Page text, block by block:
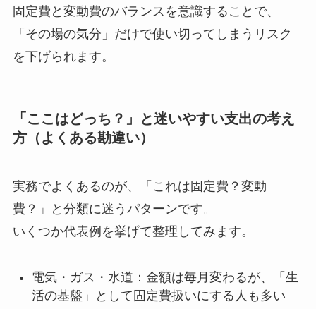
固定費と変動費のバランスを意識することで、
「その場の気分」だけで使い切ってしまうリスク
を下げられます。
「ここはどっち？」と迷いやすい支出の考え
方（よくある勘違い）
実務でよくあるのが、「これは固定費？変動
費？」と分類に迷うパターンです。
いくつか代表例を挙げて整理してみます。
電気・ガス・水道：金額は毎月変わるが、「生
活の基盤」として固定費扱いにする人も多い